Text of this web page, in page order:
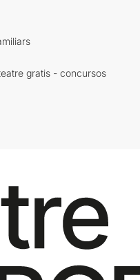
gratis - concursos